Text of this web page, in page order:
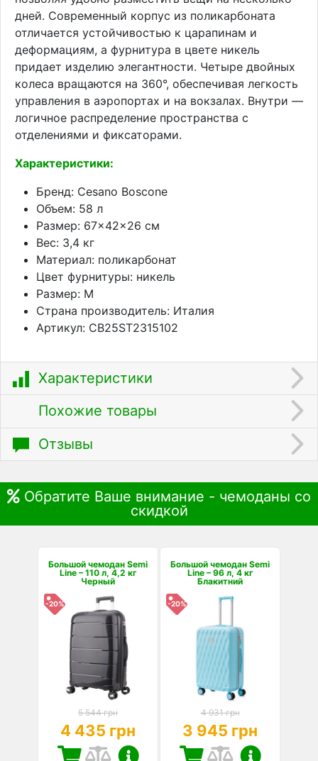
дней. Современный корпус из поликарбоната
отличается устойчивостью к царапинам и
деформациям, а фурнитура в цвете никель
придает изделию элегантности. Четыре двойных
колеса вращаются на 360°, обеспечивая легкость
управления в аэропортах и на вокзалах. Внутри —
логичное распределение пространства с
отделениями и фиксаторами.
Характеристики:
Бренд: Cesano Boscone
Объем: 58 л
Размер: 67×42×26 см
Вес: 3,4 кг
Материал: поликарбонат
Цвет фурнитуры: никель
Размер: M
Страна производитель: Италия
Артикул: CB25ST2315102
Характеристики
Похожие товары
Отзывы
Обратите Ваше внимание - чемоданы со
скидкой
Большой чемодан Semi
Line – 110 л, 4,2 кг
Черный
-20%
5 544 грн
4 435 грн
Большой чемодан Semi
Line – 96 л, 4 кг
Блакитний
-20%
4 931 грн
3 945 грн